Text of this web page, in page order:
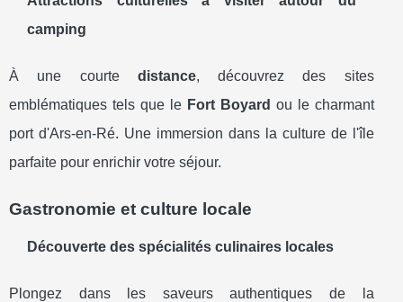
camping
À une courte distance, découvrez des sites
emblématiques tels que le Fort Boyard ou le charmant
port d'Ars-en-Ré. Une immersion dans la culture de l'île
parfaite pour enrichir votre séjour.
Gastronomie et culture locale
Découverte des spécialités culinaires locales
Plongez dans les saveurs authentiques de la